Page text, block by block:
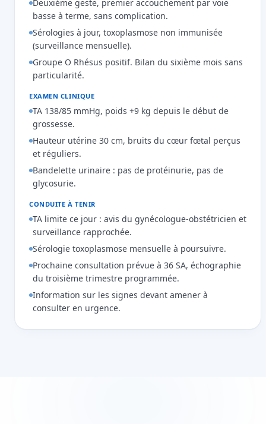
Deuxième geste, premier accouchement par voie
basse à terme, sans complication.
Sérologies à jour, toxoplasmose non immunisée
(surveillance mensuelle).
Groupe O Rhésus positif. Bilan du sixième mois sans
particularité.
EXAMEN CLINIQUE
TA 138/85 mmHg, poids +9 kg depuis le début de
grossesse.
Hauteur utérine 30 cm, bruits du cœur fœtal perçus
et réguliers.
Bandelette urinaire : pas de protéinurie, pas de
glycosurie.
CONDUITE À TENIR
TA limite ce jour : avis du gynécologue-obstétricien et
surveillance rapprochée.
Sérologie toxoplasmose mensuelle à poursuivre.
Prochaine consultation prévue à 36 SA, échographie
du troisième trimestre programmée.
Information sur les signes devant amener à
consulter en urgence.